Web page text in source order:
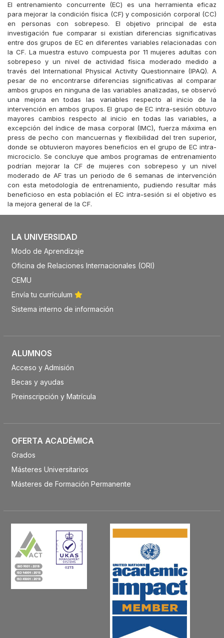
El entrenamiento concurrente (EC) es una herramienta eficaz
para mejorar la condición física (CF) y composición corporal (CC)
en personas con sobrepeso. El objetivo principal de esta
investigación fue comparar si existían diferencias significativas
entre dos grupos de EC en diferentes variables relacionadas con
la CF. La muestra estuvo compuesta por 11 mujeres adultas con
sobrepeso y un nivel de actividad física moderado medido a
través del International Physical Activity Questionnaire (IPAQ). A
pesar de no encontrarse diferencias significativas al comparar
ambos grupos en ninguna de las variables analizadas, se observó
una mejora en todas las variables respecto al inicio de la
intervención en ambos grupos. El grupo de EC intra-sesión obtuvo
mayores cambios respecto al inicio en todas las variables, a
excepción del índice de masa corporal (IMC), fuerza máxima en
press de pecho con mancuernas y flexibilidad del tren superior,
donde se obtuvieron mayores beneficios en el grupo de EC intra-
microciclo. Se concluye que ambos programas de entrenamiento
podrían mejorar la CF de mujeres con sobrepeso y un nivel
moderado de AF tras un periodo de 6 semanas de intervención
con esta metodología de entrenamiento, pudiendo resultar más
beneficioso en esta población el EC intra-sesión si el objetivo es
la mejora general de la CF.
LA UNIVERSIDAD
Modo de Aprendizaje
Oficina de Relaciones Internacionales (ORI)
CEMU
Envía tu currículum
Sistema interno de información
ALUMNOS
Acceso y Admisión
Becas y ayudas
Preinscripción y Matrícula
OFERTA ACADÉMICA
Grados
Másteres Universitarios
Másteres de Formación Permanente